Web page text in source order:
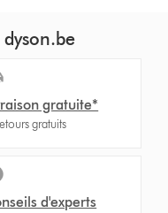
gratuite*
gratuits
d'experts